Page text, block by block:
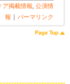
ア掲載情報, 公演情
報 | パーマリンク